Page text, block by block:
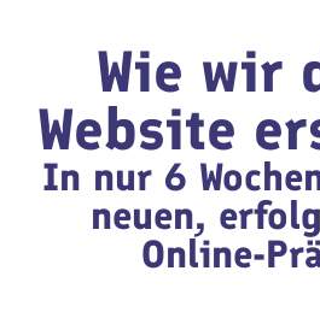
Wie wir
Website
In nur 6
neuen,
Online-